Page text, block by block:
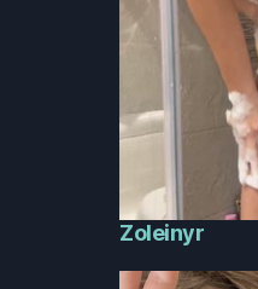
Zoleinyr